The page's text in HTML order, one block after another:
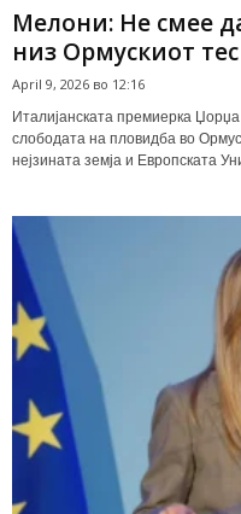
Мелони: Не смее
низ Ормускиот
April 9, 2026 во 12:16
Италијанската премиерка
слободата на пловидба во
нејзината земја и Европската